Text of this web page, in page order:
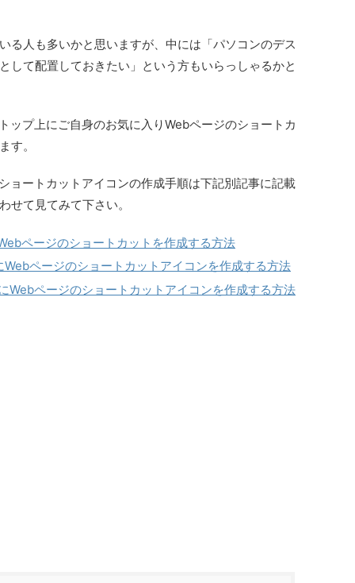
る人も多いかと思いますが、中には「パソコンのデス
して配置しておきたい」という方もいらっしゃるかと
ップ上にご自身のお気に入りWebページのショートカ
す。
ョートカットアイコンの作成手順は下記別記事に記載
せて見てみて下さい。
ページのショートカットを作成する方法
ページのショートカットアイコンを作成する方法
Webページのショートカットアイコンを作成する方法